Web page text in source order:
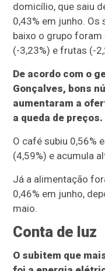
domicílio, que saiu
0,43% em junho. Os
baixo o grupo foram
(-3,23%) e frutas (-
De acordo com o
Gonçalves, bons
aumentaram a
a queda de preços.
O café subiu 0,56%
(4,59%) e acumula
Já a alimentação
0,46% em junho,
maio.
Conta de luz
O subitem que